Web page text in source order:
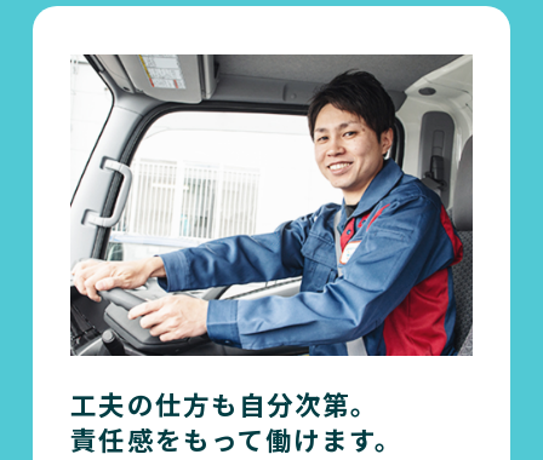
工夫の仕方も自分次第。
責任感をもって働けます。